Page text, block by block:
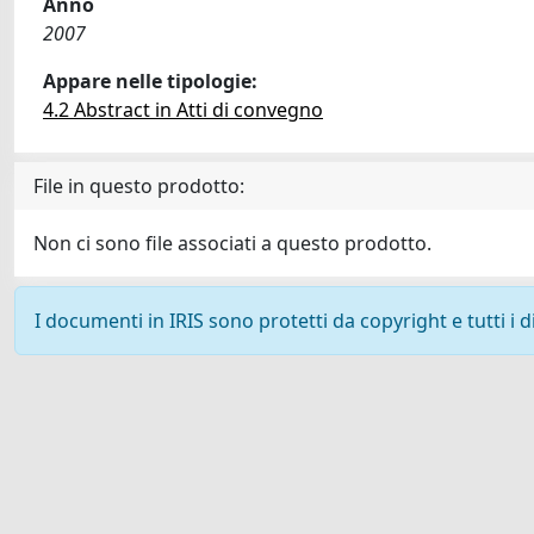
2007
Appare nelle tipologie:
4.2 Abstract in Atti di convegno
File in questo prodotto:
Non ci sono file associati a questo prodotto.
I documenti in IRIS sono protetti da copyright e tutti i